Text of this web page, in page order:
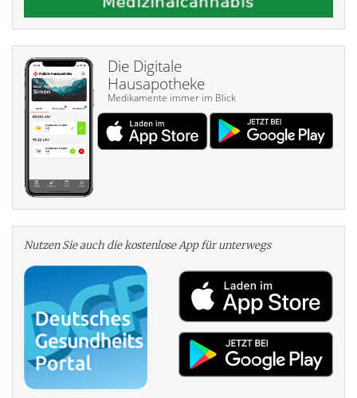
Die Digitale
Hausapotheke
Medikamente immer im Blick
Nutzen Sie auch die kosten­lose App für unterwegs